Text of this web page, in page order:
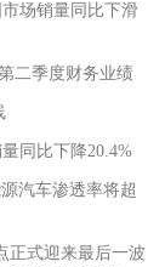
场销量同比下滑
二季度财务业绩
同比下降20.4%
汽车渗透率将超
正式迎来最后一波